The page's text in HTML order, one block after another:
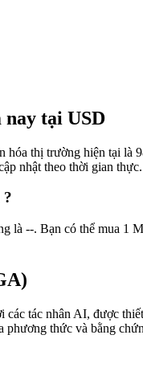
tại USD
thị trường hiện tại là
nhật theo thời gian thực.
là --. Bạn có thể mua 1
các tác nhân AI, được
thức và bằng